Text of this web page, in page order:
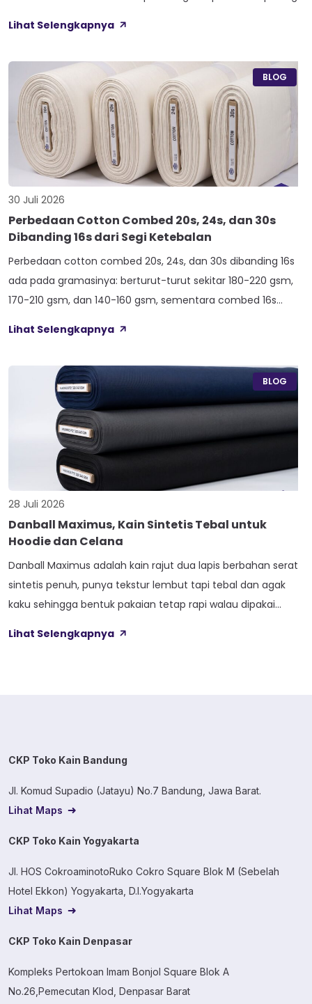
Anti Bacterial, dan Anti Kusut, membuat kain ini pas untuk
Nama Atlas boleh jadi belum […]
Lihat Selengkapnya
BLOG
30 Juli 2026
Perbedaan Cotton Combed 20s, 24s, dan 30s
Dibanding 16s dari Segi Ketebalan
Perbedaan cotton combed 20s, 24s, dan 30s dibanding 16s
ada pada gramasinya: berturut-turut sekitar 180-220 gsm,
170-210 gsm, dan 140-160 gsm, sementara combed 16s
satu kaos terasa berat dan kokoh, sedangkan kaos lain
konveksi baru tertukar […]
Lihat Selengkapnya
BLOG
28 Juli 2026
Danball Maximus, Kain Sintetis Tebal untuk
Hoodie dan Celana
Danball Maximus adalah kain rajut dua lapis berbahan serat
sintetis penuh, punya tekstur lembut tapi tebal dan agak
kaku sehingga bentuk pakaian tetap rapi walau dipakai
yaitu Cool Touch, Wicking Process, Anti Bacterial, dan Anti
Lihat Selengkapnya
CKP Toko Kain Bandung
Jl. Komud Supadio (Jatayu) No.7 Bandung, Jawa Barat.
Lihat Maps
CKP Toko Kain Yogyakarta
Jl. HOS CokroaminotoRuko Cokro Square Blok M (Sebelah
Hotel Ekkon) Yogyakarta, D.I.Yogyakarta
Lihat Maps
CKP Toko Kain Denpasar
Kompleks Pertokoan Imam Bonjol Square Blok A
No.26,Pemecutan Klod, Denpasar Barat